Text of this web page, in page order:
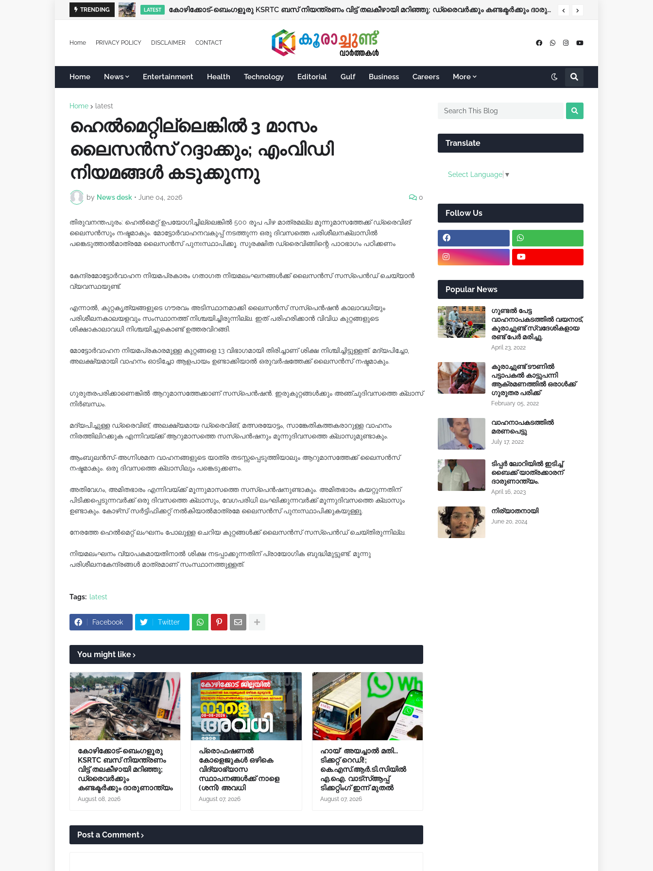
TRENDING LATEST കോഴിക്കോട്-ബെംഗളൂരു KSRTC ബസ് നിയന്ത്രണം വിട്ട് തലകീഴായി മറിഞ്ഞു; ഡ്രൈവർക്കും കണ്ടക്ടർക്കും ദാരുണാന്ത്യം
Home PRIVACY POLICY DISCLAIMER CONTACT
Home News Entertainment Health Technology Editorial Gulf Business Careers More
Home latest
ഹെൽമെറ്റില്ലെങ്കിൽ 3 മാസം
ലൈസൻസ് റദ്ദാക്കും; എംവിഡി
നിയമങ്ങൾ കടുക്കുന്നു
by News desk • June 04, 2026 0
തിരുവനന്തപുരം: ഹെൽമെറ്റ് ഉപയോഗിച്ചില്ലെങ്കിൽ 500 രൂപ പിഴ മാത്രമല്ല മൂന്നുമാസത്തേക്ക്‌ ഡ്രൈവിങ്
ലൈസൻസും നഷ്ടമാകും. മോട്ടോർവാഹനവകുപ്പ് നടത്തുന്ന ഒരു ദിവസത്തെ പരിശീലനക്ലാസിൽ
പങ്കെടുത്താൽമാത്രമേ ലൈസൻസ് പുനഃസ്ഥാപിക്കൂ. സുരക്ഷിത ഡ്രൈവിങ്ങിന്റെ പാഠഭാഗം പഠിക്കണം
കേന്ദ്രമോട്ടോർവാഹന നിയമപ്രകാരം ഗതാഗത നിയമലംഘനങ്ങൾക്ക് ലൈസൻസ് സസ്‌പെൻഡ് ചെയ്യാൻ
വ്യവസ്ഥയുണ്ട്.
എന്നാൽ, കുറ്റകൃത്യങ്ങളുടെ ഗൗരവം അടിസ്ഥാനമാക്കി ലൈസൻസ് സസ്‌പെൻഷൻ കാലാവധിയും
പരിശീലനകാലയളവും സംസ്ഥാനത്ത് നിശ്ചയിച്ചിരുന്നില്ല. ഇത് പരിഹരിക്കാൻ വിവിധ കുറ്റങ്ങളുടെ
ശിക്ഷാകാലാവധി നിശ്ചയിച്ചുകൊണ്ട് ഉത്തരവിറങ്ങി.
മോട്ടോർവാഹന നിയമപ്രകാരമുള്ള കുറ്റങ്ങളെ 13 വിഭാഗമായി തിരിച്ചാണ് ശിക്ഷ നിശ്ചിച്ചിട്ടുള്ളത്. മദ്യപിച്ചോ,
അലക്ഷ്യമായി വാഹനം ഓടിച്ചോ ആളപായം ഉണ്ടാക്കിയാൽ ഒരുവർഷത്തേക്ക്‌ ലൈസൻസ് നഷ്ടമാകും.
ഗുരുതരപരിക്കാണെങ്കിൽ ആറുമാസത്തേക്കാണ് സസ്‌പെൻഷൻ. ഇരുകുറ്റങ്ങൾക്കും അഞ്ചുദിവസത്തെ ക്ലാസ്
നിർബന്ധം.
മദ്യപിച്ചുള്ള ഡ്രൈവിങ്, അലക്ഷ്യമായ ഡ്രൈവിങ്, മത്സരയോട്ടം, സാങ്കേതികത്തകരാറുള്ള വാഹനം
നിരത്തിലിറക്കുക എന്നിവയ്ക്ക് ആറുമാസത്തെ സസ്‌പെൻഷനും മൂന്നുദിവസത്തെ ക്ലാസുമുണ്ടാകും.
ആംബുലൻസ്-അഗ്നിശമന വാഹനങ്ങളുടെ യാത്ര തടസ്സപ്പെടുത്തിയാലും ആറുമാസത്തേക്ക്‌ ലൈസൻസ്
നഷ്ടമാകും. ഒരു ദിവസത്തെ ക്ലാസിലും പങ്കെടുക്കണം.
അതിവേഗം, അമിതഭാരം എന്നിവയ്ക്ക് മൂന്നുമാസത്തെ സസ്‌പെൻഷനുണ്ടാകും. അമിതഭാരം കയറ്റുന്നതിന്
പിടിക്കപ്പെടുന്നവർക്ക് ഒരു ദിവസത്തെ ക്ലാസും, വേഗപരിധി ലംഘിക്കുന്നവർക്ക് മൂന്നുദിവസത്തെ ക്ലാസും
ഉണ്ടാകും. കോഴ്‌സ് സർട്ടിഫിക്കറ്റ് നൽകിയാൽമാത്രമേ ലൈസൻസ് പുനഃസ്ഥാപിക്കുകയുള്ളൂ.
നേരത്തേ ഹെൽമെറ്റ് ലംഘനം പോലുള്ള ചെറിയ കുറ്റങ്ങൾക്ക് ലൈസൻസ് സസ്‌പെൻഡ് ചെയ്തിരുന്നില്ല.
നിയമലംഘനം വ്യാപകമായതിനാൽ ശിക്ഷ നടപ്പാക്കുന്നതിന് പ്രായോഗിക ബുദ്ധിമുട്ടുണ്ട്. മൂന്നു
പരിശീലനകേന്ദ്രങ്ങൾ മാത്രമാണ് സംസ്ഥാനത്തുള്ളത്.
Tags: latest
Facebook Twitter
You might like
കോഴിക്കോട്-ബെംഗളൂരു
KSRTC ബസ് നിയന്ത്രണം
വിട്ട് തലകീഴായി മറിഞ്ഞു;
ഡ്രൈവർക്കും
കണ്ടക്ടർക്കും ദാരുണാന്ത്യം
August 08, 2026
പ്രൊഫഷണൽ
കോളെജുകൾ ഒഴികെ
വിദ്യാഭ്യാസ
സ്ഥാപനങ്ങൾക്ക് നാളെ
(ശനി) അവധി
August 07, 2026
ഹായ്' അയച്ചാല്‍ മതി...
ടിക്കറ്റ് റെഡി!;
കെ.എസ്.ആര്‍.ടി.സിയില്‍
എ.ഐ. വാട്സ്ആപ്പ്
ടിക്കറ്റിംഗ് ഇന്ന് മുതല്‍
August 07, 2026
Post a Comment
Translate
Select Language ▼
Follow Us
Popular News
ഗുണ്ടൽ പേട്ട
വാഹനാപകടത്തിൽ വയനാട്,
കൂരാച്ചുണ്ട് സ്വദേശികളായ
രണ്ട് പേർ മരിച്ചു.
April 23, 2022
കൂരാച്ചുണ്ട് ടൗണിൽ
പട്ടാപകൽ കാട്ടുപന്നി
ആക്രമണത്തിൽ ഒരാൾക്ക്
ഗുരുതര പരിക്ക്
February 05, 2022
വാഹനാപകടത്തിൽ
മരണപെട്ടു
July 17, 2022
ടിപ്പർ ലോറിയിൽ ഇടിച്ച്
ബൈക്ക് യാത്രക്കാരന്
ദാരുണാന്ത്യം.
April 16, 2023
നിര്യാതനായി
June 20, 2024